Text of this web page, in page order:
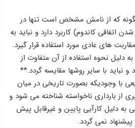
که از نامش مشخص است تنها در
اتفاقی کاندوم) کاربرد دارد و نباید به
های عادی مورد استفاده قرار گیرد.
دلیل نحوه استفاده از آن متفاوت از
نباید با سایر روشها مقایسه گردد.**
با وجودیکه بصورت تاریخی در میان
از بارداری ناخواسته شناخته می شود و
به دلیل کارآیی پایین و غیرقابل پیش
نمی گردد.